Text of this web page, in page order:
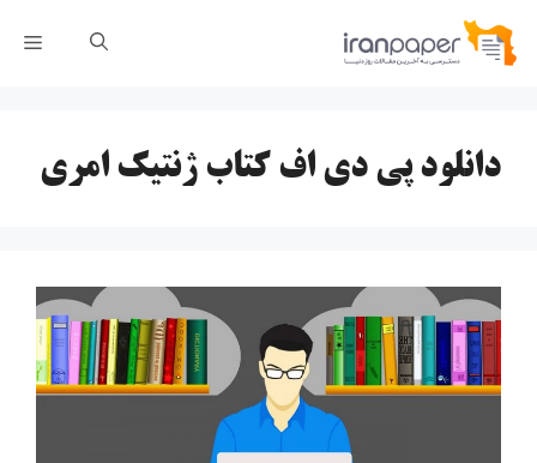
پرش
دانلود پی دی اف کتاب ژنتیک امری